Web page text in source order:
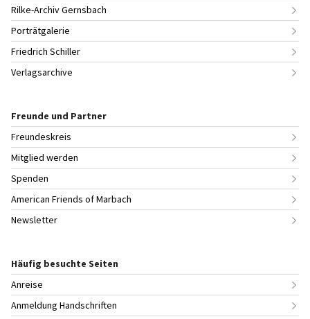
Rilke-Archiv Gernsbach
Porträtgalerie
Friedrich Schiller
Verlagsarchive
Freunde und Partner
Freundeskreis
Mitglied werden
Spenden
American Friends of Marbach
Newsletter
Häufig besuchte Seiten
Anreise
Anmeldung Handschriften